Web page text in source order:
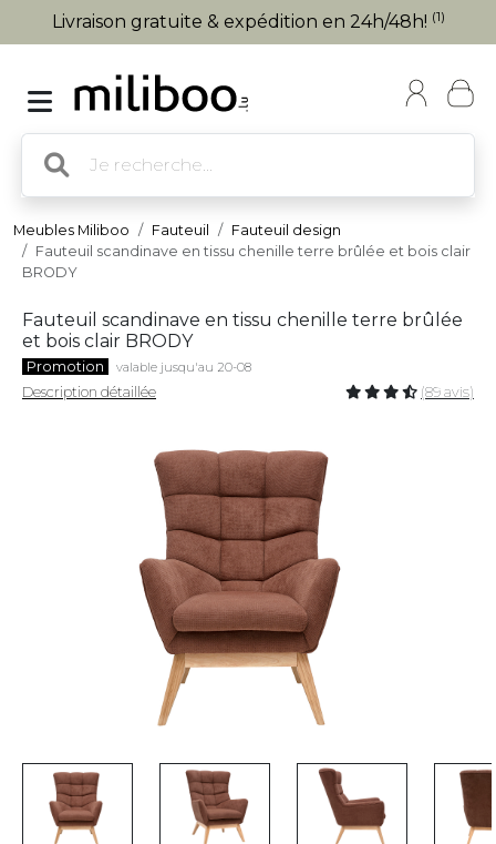
Livraison gratuite & expédition en 24h/48h! (1)
Meubles Miliboo Fauteuil
Fauteuil design
Fauteuil scandinave en tissu chenille terre brûlée et bois clair
BRODY
Fauteuil scandinave en tissu chenille terre brûlée
et bois clair BRODY
Promotion valable jusqu'au 20-08
Description détaillée (89 avis)